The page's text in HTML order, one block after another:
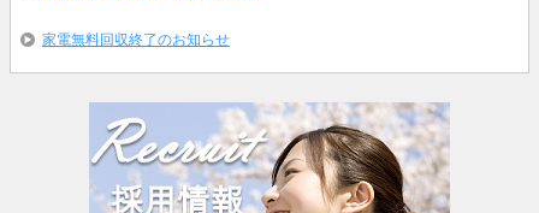
家電無料回収終了のお知らせ